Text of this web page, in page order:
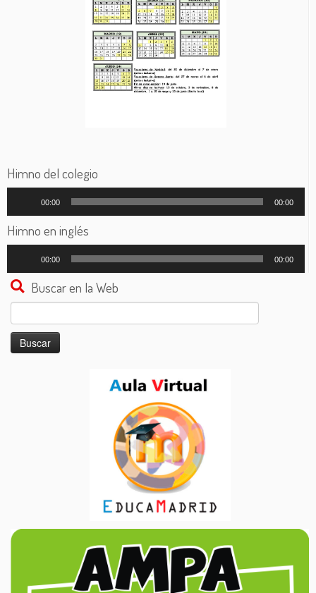
Himno del colegio
audio
00:00 00:00
Himno en inglés
audio
00:00 00:00
Buscar en la Web
Buscar: